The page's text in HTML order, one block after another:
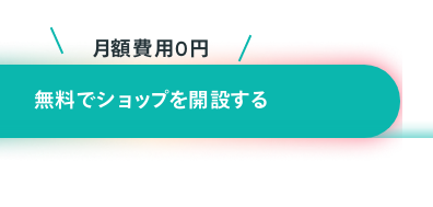
月額費用0円
無料でショップを開設する